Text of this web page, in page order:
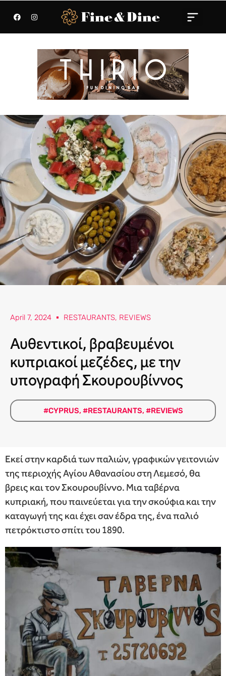
April 7, 2024 RESTAURANTS, REVIEWS
Αυθεντικοί, βραβευμένοι
κυπριακοί μεζέδες, με την
υπογραφή Σκουρουβίννος
#CYPRUS, #RESTAURANTS, #REVIEWS
Εκεί στην καρδιά των παλιών, γραφικών γειτονιών
της περιοχής Αγίου Αθανασίου στη Λεμεσό, θα
βρεις και τον Σκουρουβίννο. Μια ταβέρνα
κυπριακή, που παινεύεται για την σκούφια και την
καταγωγή της και έχει σαν έδρα της, ένα παλιό
πετρόκτιστο σπίτι του 1890.